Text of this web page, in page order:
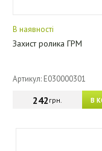
В наявності
Захист ролика ГРМ
Артикул: E030000301
В
242грн.